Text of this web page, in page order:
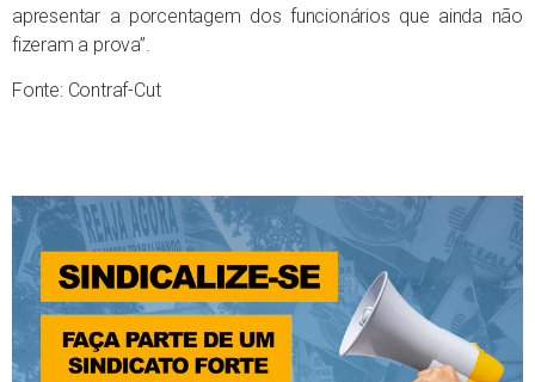
apresentar a porcentagem dos funcionários que ainda não
fizeram a prova”.
Fonte: Contraf-Cut